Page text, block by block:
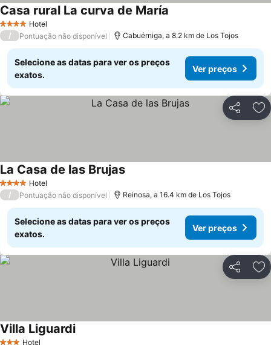
4 EstrelasHotel
Casa rural La curva de María
/ Pontuação não disponível Cabuérniga, a 8.2 km de Los Tojos
Selecione as datas para ver os preços
exatos.
Ver preços
Partilhar
4 EstrelasHotel
La Casa de las Brujas
/ Pontuação não disponível Reinosa, a 16.4 km de Los Tojos
Selecione as datas para ver os preços
exatos.
Ver preços
Partilhar
Hotel
Villa Liguardi